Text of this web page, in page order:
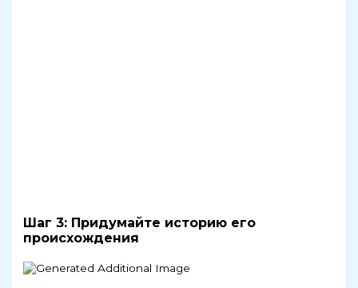
Шаг 3: Придумайте историю его
происхождения